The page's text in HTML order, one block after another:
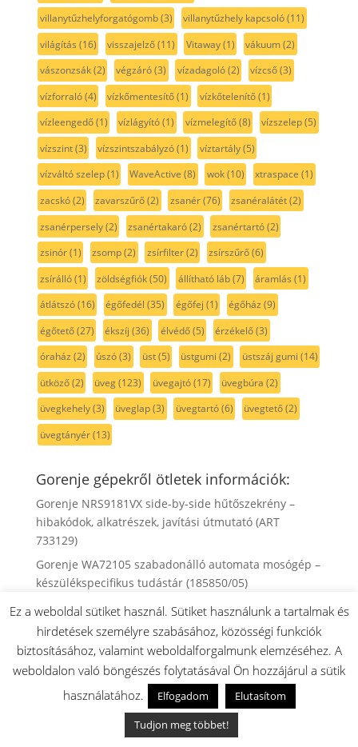
villanytűzhelyforgatógomb(3) villanytűzhely kapcsoló(11)
világítás (16) visszajelző(11) Vitaway(1) vákuum(2)
vászonzsák(2) végzáró(3) vízadagoló(2) vízcső(3)
vízforraló(4) vízkőmentesítő(1) vízkőtelenítő(1)
vízleengedő(1) vízlágyító(1) vízmelegítő(8) vízszelep(5)
vízszint(3) vízszintszabályzó(1) víztartály(5)
vízváltó szelep(1) WaveActive (8) wok(10) xtraspace (1)
zacskó(2) zavarszűrő(2) zsanér(76) zsanéralátét(2)
zsanérpersely(2) zsanértakaró(2) zsanértartó(2)
zsinór(1) zsomp(2) zsírfilter(2) zsírszűrő(6)
zsírálló(1) zöldségfiók(50) állítható láb(7) áramlás (1)
átlátszó(16) égőfedél (35) égőfej (1) égőház (9)
égőtető(27) ékszíj (36) élvédő(5) érzékelő(3)
óraház (2) úszó(3) üst(5) üstgumi (2) üstszáj gumi (14)
ütköző(2) üveg(123) üvegajtó(17) üvegbúra (2)
üvegkehely(3) üveglap(3) üvegtartó(6) üvegtető(2)
üvegtányér(13)
Gorenje gépekről ötletek információk:
Gorenje NRS9181VX side-by-side hűtőszekrény –
hibakódok, alkatrészek, javítási útmutató (ART
733129)
Gorenje WA72105 szabadonálló automata mosógép –
készülékspecifikus tudástár (185850/05)
Gorenje WA64123 szabadonálló automata mosógép –
készülékspecifikus tudástár (101752/08)
Gorenje WA63121 szabadonálló automata mosógép –
ART 101751/05 – hibakódok, alkatrészek és
Gorenje WD9514S mosó-szárítógép – ART 737939 –
hibakódok, alkatrészek és dokumentumok
Ez a weboldal sütiket használ. Sütiket használunk a tartalmak és
hirdetések személyre szabásához, közösségi funkciók
biztosításához, valamint weboldalforgalmunk elemzéséhez. A
weboldalon való böngészés folytatásával Ön hozzájárul a sütik
használatához.
Elfogadom
Elutasítom
Tudjon meg többet!